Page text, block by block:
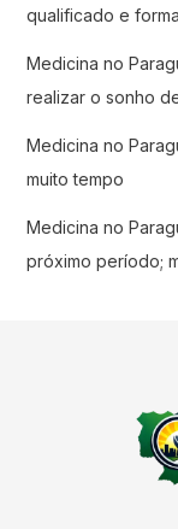
qualificado e
Medicina no
realizar o sonho
Medicina no
muito tempo
Medicina no
próximo período;